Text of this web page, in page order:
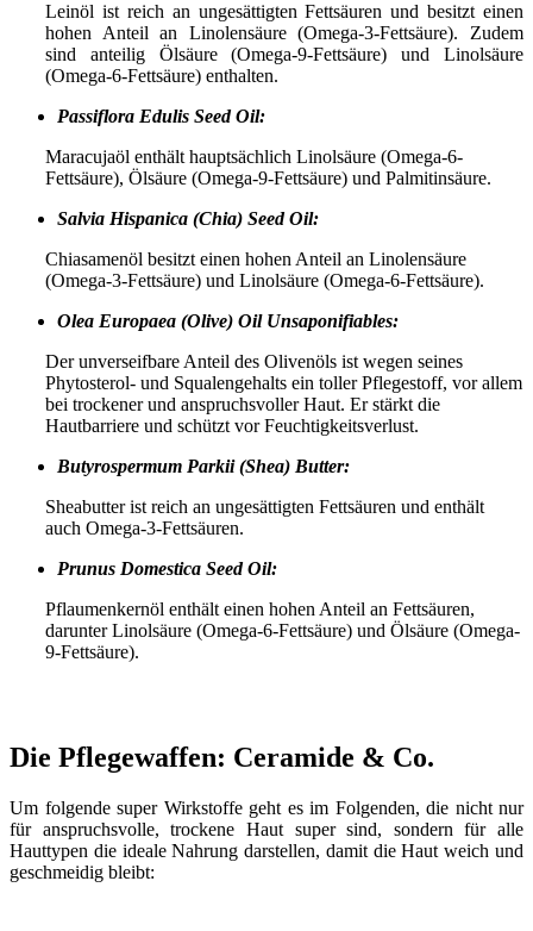
Leinöl ist reich an ungesättigten Fettsäuren und besitzt einen
hohen Anteil an Linolensäure (Omega-3-Fettsäure). Zudem
sind anteilig Ölsäure (Omega-9-Fettsäure) und Linolsäure
(Omega-6-Fettsäure) enthalten.
Passiflora Edulis Seed Oil:
Maracujaöl enthält hauptsächlich Linolsäure (Omega-6-
Fettsäure), Ölsäure (Omega-9-Fettsäure) und Palmitinsäure.
Salvia Hispanica (Chia) Seed Oil:
Chiasamenöl besitzt einen hohen Anteil an Linolensäure
(Omega-3-Fettsäure) und Linolsäure (Omega-6-Fettsäure).
Olea Europaea (Olive) Oil Unsaponifiables:
Der unverseifbare Anteil des Olivenöls ist wegen seines
Phytosterol- und Squalengehalts ein toller Pflegestoff, vor allem
bei trockener und anspruchsvoller Haut. Er stärkt die
Hautbarriere und schützt vor Feuchtigkeitsverlust.
Butyrospermum Parkii (Shea) Butter:
Sheabutter ist reich an ungesättigten Fettsäuren und enthält
auch Omega-3-Fettsäuren.
Prunus Domestica Seed Oil:
Pflaumenkernöl enthält einen hohen Anteil an Fettsäuren,
darunter Linolsäure (Omega-6-Fettsäure) und Ölsäure (Omega-
9-Fettsäure).
Die Pflegewaffen: Ceramide & Co.
Um folgende super Wirkstoffe geht es im Folgenden, die nicht nur
für anspruchsvolle, trockene Haut super sind, sondern für alle
Hauttypen die ideale Nahrung darstellen, damit die Haut weich und
geschmeidig bleibt: